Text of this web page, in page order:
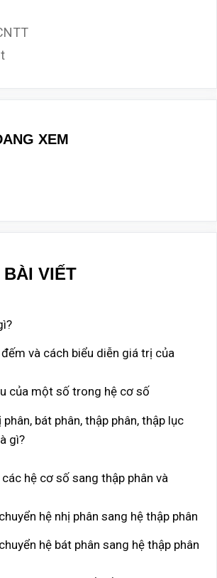
XEM
BÀI VIẾT
và cách biểu diễn giá trị của
của một số trong hệ cơ số
phân, bát phân, thập phân, thập lục
gì?
hệ cơ số sang thập phân và
hệ nhị phân sang hệ thập phân
hệ bát phân sang hệ thập phân